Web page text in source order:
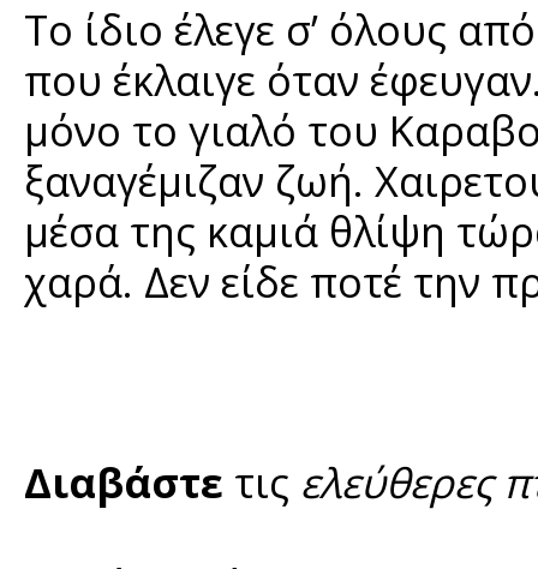
Το ίδιο έλεγε σ’ όλους
που έκλαιγε όταν
μόνο το γιαλό του
ξαναγέμιζαν ζωή.
μέσα της καμιά θλίψη
χαρά. Δεν είδε ποτέ την
Διαβάστε τις ελεύθερες